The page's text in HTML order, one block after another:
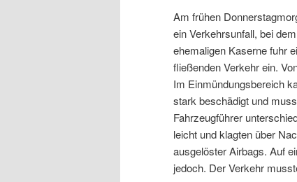
Am frühen
ein Verkehrsunfall, bei
ehemaligen Kaserne fuhr
fließenden Verkehr ein.
Im Einmündungsbereich
stark beschädigt und
Fahrzeugführer
leicht und klagten über
ausgelöster Airbags. Auf
jedoch. Der Verkehr